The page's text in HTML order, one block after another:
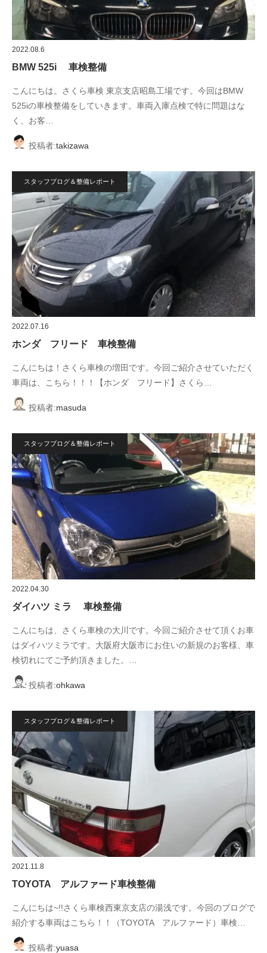
2022.08.6
BMW 525i 車検整備
こんにちは。さくら車検 東京支店昭島工場です。今回はBMW
525iの車検整備をしていきます。車両入庫点検で特に問題はな
く、お客…
投稿者:takizawa
スタッフブログ＆整備レポート
2022.07.16
ホンダ フリード 車検整備
こんにちは！さくら車検の増田です。今回ご紹介させていただく
車両は、こちら！！！【ホンダ フリード】さくら…
投稿者:masuda
スタッフブログ＆整備レポート
2022.04.30
ダイハツ ミラ 車検整備
こんにちは、さくら車検の大川です。今回ご紹介させて頂くお車
はダイハツミラです。大阪府大阪市にお住いの新規のお客様、車
検切れにてご予約頂きました。…
投稿者:ohkawa
スタッフブログ＆整備レポート
2021.11.8
TOYOTA アルファード車検整備
こんにちは~!!さくら車検西東京支店の湯浅です。今回のブログで
紹介する車両はこちら！！（TOYOTA アルファード）車検…
投稿者:yuasa